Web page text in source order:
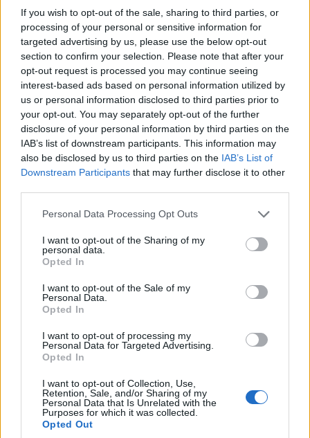
If you wish to opt-out of the sale, sharing to third parties, or
processing of your personal or sensitive information for
targeted advertising by us, please use the below opt-out
section to confirm your selection. Please note that after your
opt-out request is processed you may continue seeing
interest-based ads based on personal information utilized by
us or personal information disclosed to third parties prior to
your opt-out. You may separately opt-out of the further
disclosure of your personal information by third parties on the
IAB’s list of downstream participants. This information may
also be disclosed by us to third parties on the IAB’s List of
Downstream Participants that may further disclose it to other
Please note that this website/app uses one or more Google
not limited to your visit or usage behaviour. You may click to
grant or deny consent to Google and its third-party tags to
use your data for below specified purposes in below Google
consent section.
Personal Data Processing Opt Outs
I want to opt-out of the Sharing of my
personal data.
Opted In
I want to opt-out of the Sale of my
Personal Data.
Opted In
I want to opt-out of processing my
Personal Data for Targeted Advertising.
Opted In
I want to opt-out of Collection, Use,
Retention, Sale, and/or Sharing of my
Personal Data that Is Unrelated with the
Purposes for which it was collected.
Opted Out